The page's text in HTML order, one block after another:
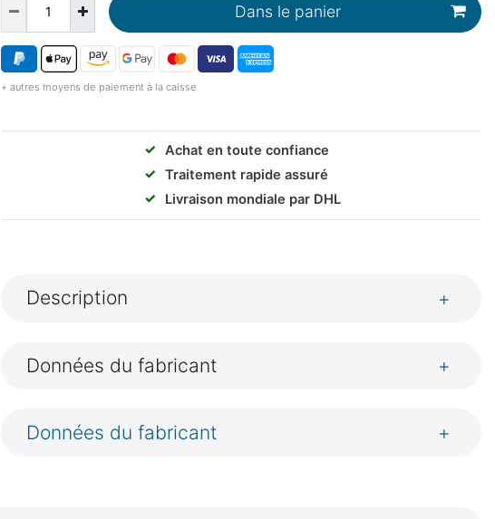
Dans le panier
+ autres moyens de paiement à la caisse
✓
Achat en toute confiance
✓
Traitement rapide assuré
✓
Livraison mondiale par DHL
Description +
Données du fabricant +
Données du fabricant +